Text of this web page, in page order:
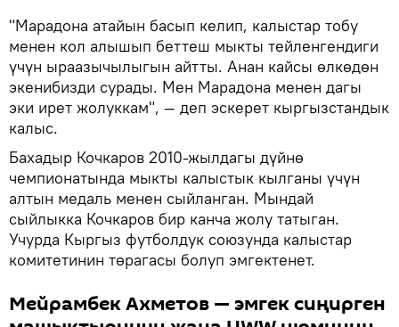
"Марадона атайын басып келип, калыстар тобу
менен кол алышып беттеш мыкты тейленгендиги
үчүн ыраазычылыгын айтты. Анан кайсы өлкөдөн
экенибизди сурады. Мен Марадона менен дагы
эки ирет жолуккам", — деп эскерет кыргызстандык
калыс.
Бахадыр Кочкаров 2010-жылдагы дүйнө
чемпионатында мыкты калыстык кылганы үчүн
алтын медаль менен сыйланган. Мындай
сыйлыкка Кочкаров бир канча жолу татыган.
Учурда Кыргыз футболдук союзунда калыстар
комитетинин төрагасы болуп эмгектенет.
Мейрамбек Ахметов — эмгек сиңирген